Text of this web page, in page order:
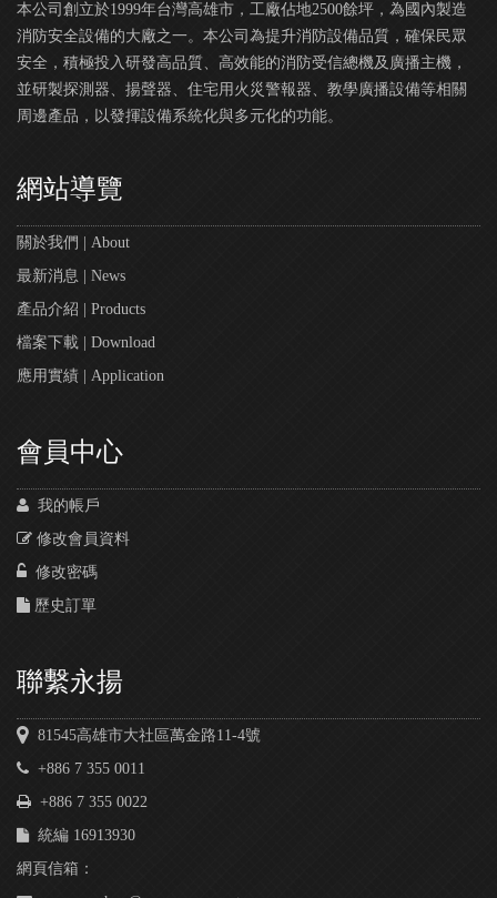
本公司創立於1999年台灣高雄市，工廠佔地2500餘坪，為國內製造
消防安全設備的大廠之一。本公司為提升消防設備品質，確保民眾
安全，積極投入研發高品質、高效能的消防受信總機及廣播主機，
並研製探測器、揚聲器、住宅用火災警報器、教學廣播設備等相關
周邊產品，以發揮設備系統化與多元化的功能。
網站導覽
關於我們 | About
最新消息 | News
產品介紹 | Products
檔案下載 | Download
應用實績 | Application
會員中心
我的帳戶
修改會員資料
修改密碼
歷史訂單
聯繫永揚
81545高雄市大社區萬金路11-4號
+886 7 355 0011
+886 7 355 0022
統編 16913930
網頁信箱：